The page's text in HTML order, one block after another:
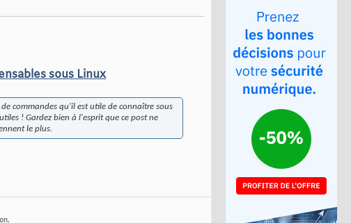
sous Linux
commandes qu'il est utile de connaître sous
! Gardez bien à l'esprit que ce post ne
le plus.